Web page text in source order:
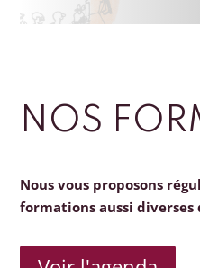
NOS
Nous vous proposons
formations aussi diverses